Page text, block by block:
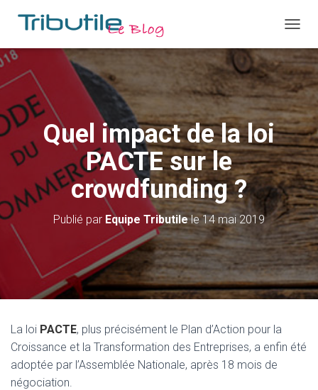
É
P
I
E
R
L
A
N
A
V
I
G
A
T
O
Quel impact de la loi
PACTE sur le
crowdfunding ?
Publié par Equipe Tributilele14 mai 2019
La loi PACTE, plus précisément le Plan d’Action pour la
Croissance et la Transformation des Entreprises, a enfin été
adoptée par l’Assemblée Nationale, après 18 mois de
négociation.